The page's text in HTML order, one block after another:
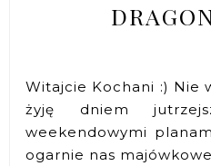
Witajcie Kochani :) Nie
żyję dniem
weekendowymi
ogarnie nas